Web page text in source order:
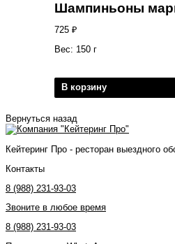
Шампиньоны
725 ₽
Вес: 150 г
В корзину
Вернуться назад
Кейтеринг Про - ресторан выездного
Контакты
8 (988) 231-93-03
Звоните в любое время
8 (988) 231-93-03